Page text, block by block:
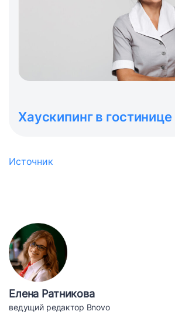
Хаускипинг в гостинице
Источник
Елена Ратникова
ведущий редактор Bnovo